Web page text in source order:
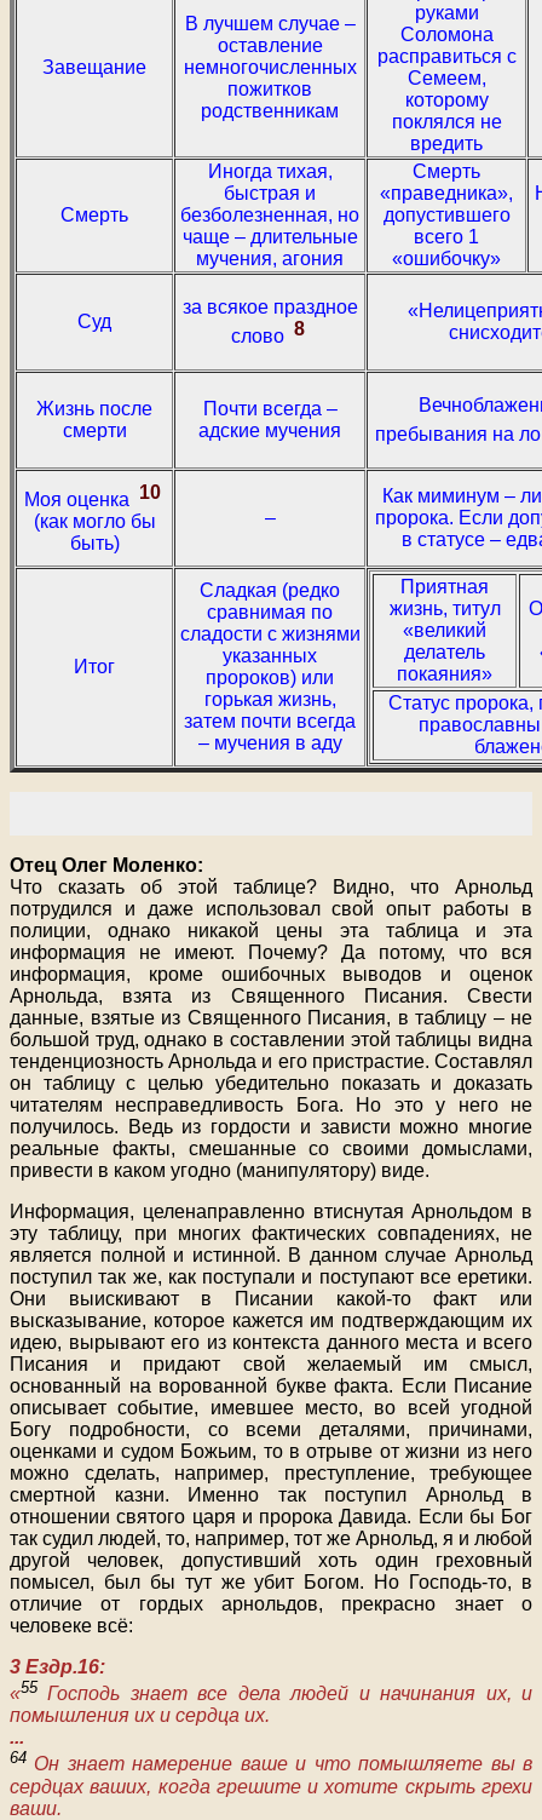
Завещание
В лучшем случае –
оставление
немногочисленных
пожитков
родственникам
руками
Соломона
расправиться с
Семеем,
которому
поклялся не
вредить
Смерть
Иногда тихая,
быстрая и
безболезненная, но
чаще – длительные
мучения, агония
Смерть
«праведника»,
допустившего
всего 1
«ошибочку»
Суд
за всякое праздное
слово 8
Жизнь после
смерти
Почти всегда –
адские мучения
пребывания на
Моя оценка 10
(как могло бы
быть)
–
Как миминум –
пророка. Если
в статусе –
Итог
Сладкая (редко
сравнимая по
сладости с жизнями
указанных
пророков) или
горькая жизнь,
затем почти всегда
– мучения в аду
Приятная
жизнь, титул
«великий
делатель
покаяния»
Статус пророка,
Отец Олег Моленко:
Что сказать об этой таблице? Видно, что Арнольд
потрудился и даже использовал свой опыт работы в
полиции, однако никакой цены эта таблица и эта
информация не имеют. Почему? Да потому, что вся
информация, кроме ошибочных выводов и оценок
Арнольда, взята из Священного Писания. Свести
данные, взятые из Священного Писания, в таблицу – не
большой труд, однако в составлении этой таблицы видна
тенденциозность Арнольда и его пристрастие. Составлял
он таблицу с целью убедительно показать и доказать
читателям несправедливость Бога. Но это у него не
получилось. Ведь из гордости и зависти можно многие
реальные факты, смешанные со своими домыслами,
привести в каком угодно (манипулятору) виде.
Информация, целенаправленно втиснутая Арнольдом в
эту таблицу, при многих фактических совпадениях, не
является полной и истинной. В данном случае Арнольд
поступил так же, как поступали и поступают все еретики.
Они выискивают в Писании какой-то факт или
высказывание, которое кажется им подтверждающим их
идею, вырывают его из контекста данного места и всего
Писания и придают свой желаемый им смысл,
основанный на ворованной букве факта. Если Писание
описывает событие, имевшее место, во всей угодной
Богу подробности, со всеми деталями, причинами,
оценками и судом Божьим, то в отрыве от жизни из него
можно сделать, например, преступление, требующее
смертной казни. Именно так поступил Арнольд в
отношении святого царя и пророка Давида. Если бы Бог
так судил людей, то, например, тот же Арнольд, я и любой
другой человек, допустивший хоть один греховный
помысел, был бы тут же убит Богом. Но Господь-то, в
отличие от гордых арнольдов, прекрасно знает о
человеке всё:
3 Ездр.16:
«55 Господь знает все дела людей и начинания их, и
помышления их и сердца их.
...
64 Он знает намерение ваше и что помышляете вы в
сердцах ваших, когда грешите и хотите скрыть грехи
ваши.